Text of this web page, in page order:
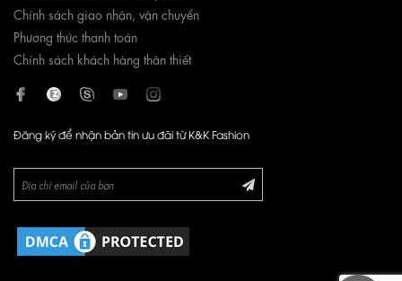
Chính sách giao nhận, vận chuyển
Phương thức thanh toán
Chính sách khách hàng thân thiết
Đăng ký để nhận bản tin ưu đãi từ K&K Fashion